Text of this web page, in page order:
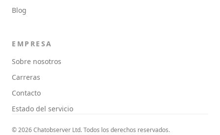
Blog
EMPRESA
Sobre nosotros
Carreras
Contacto
Estado del servicio
© 2026 Chatobserver Ltd. Todos los derechos reservados.